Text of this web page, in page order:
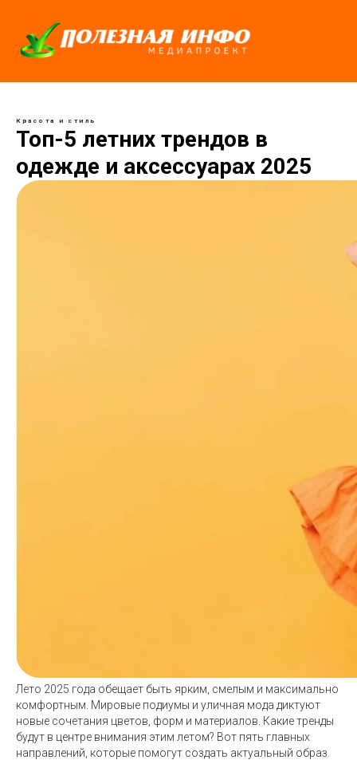
Красота и стиль
Топ-5 летних трендов в
одежде и аксессуарах 2025
Лето 2025 года обещает быть ярким, смелым и максимально
комфортным. Мировые подиумы и уличная мода диктуют
новые сочетания цветов, форм и материалов. Какие тренды
будут в центре внимания этим летом? Вот пять главных
направлений, которые помогут создать актуальный образ.